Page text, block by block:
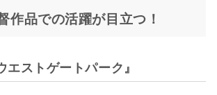
作品での活躍が目立つ！
エストゲートパーク』